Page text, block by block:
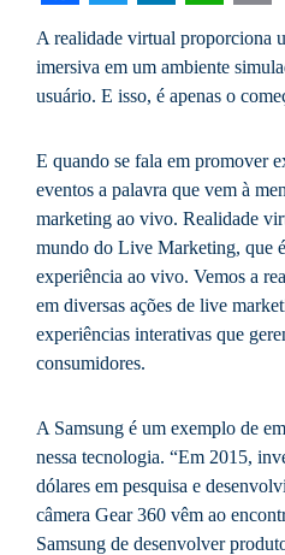
Facebook
Twitter
A realidade virtual proporciona
imersiva em um ambiente
usuário. E isso, é apenas o
E quando se fala em promover
eventos a palavra que vem à
marketing ao vivo. Realidade
mundo do Live Marketing, que
experiência ao vivo. Vemos a
em diversas ações de live
experiências interativas que
consumidores.
A Samsung é um exemplo de
nessa tecnologia. “Em 2015,
dólares em pesquisa e
câmera Gear 360 vêm ao
Samsung de desenvolver